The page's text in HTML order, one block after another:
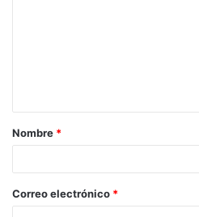
a
r
*
Nombre *
Correo electrónico *